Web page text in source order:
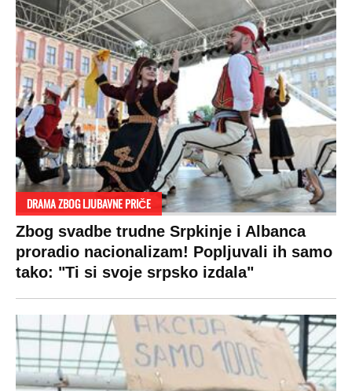
RAJ!
Žene u Srbiji su poludele za njima,
ogledaju se, bacaju pare: Ovde bunde
koštaju 100 evra, a neke i 2.000 dinara!